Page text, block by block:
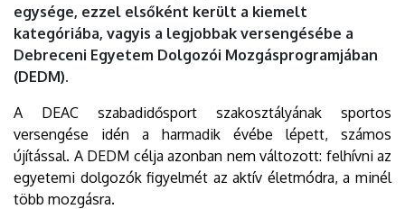
egysége, ezzel elsőként került a kiemelt
kategóriába, vagyis a legjobbak versengésébe a
Debreceni Egyetem Dolgozói Mozgásprogramjában
(DEDM).
A DEAC szabadidősport szakosztályának sportos
versengése idén a harmadik évébe lépett, számos
újítással. A DEDM célja azonban nem változott: felhívni az
egyetemi dolgozók figyelmét az aktív életmódra, a minél
több mozgásra.